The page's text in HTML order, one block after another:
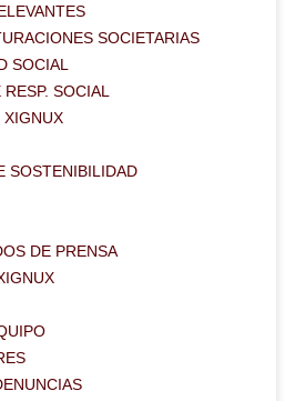
SOCIETARIAS
SOCIAL
SOCIAL
XIGNUX
SOSTENIBILIDAD
DE PRENSA